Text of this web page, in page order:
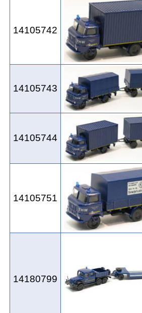
14105742
14105743
14105744
14105751
14180799